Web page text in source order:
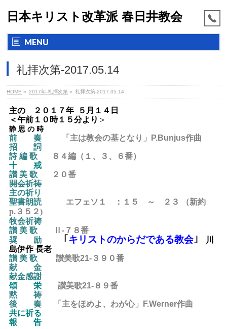
日本キリスト改革派 春日井教会
MENU
礼拝次第-2017.05.14
HOME » 2017年-礼拝次第 » 礼拝次第-2017.05.14
主の ２０１７年 ５月１４日
＜午前１０時１５分より ＞
静 思 の 時
前 奏
「主は教会の基となり」P.Bunjus作曲
招 詞
詩 編 歌
８４編（１、３、６番）
十 戒
讃 美 歌
２０番
開会祈祷
主の祈り
聖書朗読 エフェソ１ ：１５ ～ ２３
（新約
p.３５２)
牧会祈祷
讃 美 歌
Ⅱ-７８番
奨 励 ｢ キリストのからだである教会｣
川
島伊作 長老
讃 美 歌
讃美歌21-３９０番
献 金
献金感謝
頌 栄讃美歌21-８９番
黙 祷
後
奏
「主をほめよ、わが心」F.Werner作曲
共に祈る
報 告